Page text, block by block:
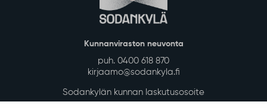
Kunnanviraston neuvonta
puh. 0400 618 870
kirjaamo@sodankyla.fi
Sodankylän kunnan laskutusosoite